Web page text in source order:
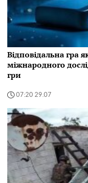
Відповідальна гра
міжнародного
гри
07:20 29.07